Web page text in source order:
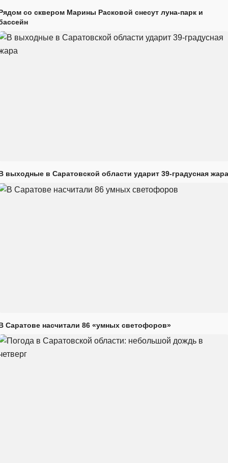
со сквером Марины Расковой снесут луна-парк и
выходные в Саратовской области ударит 39-градусная жара
Саратове насчитали 86 «умных светофоров»